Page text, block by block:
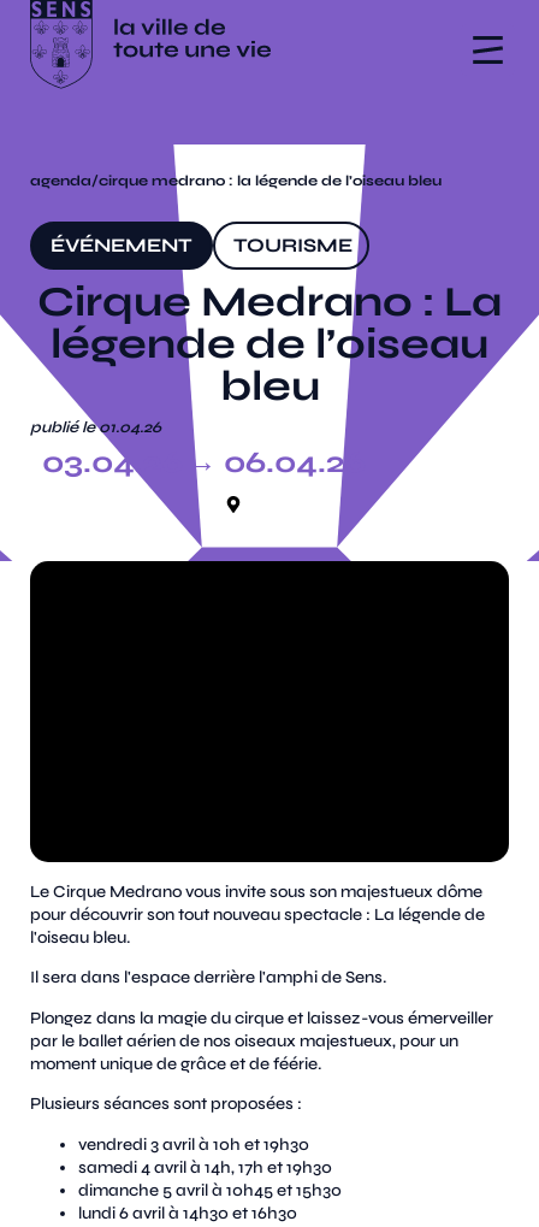
agenda/cirque medrano : la légende de l’oiseau bleu
ÉVÉNEMENT TOURISME
Cirque Medrano : La
légende de l’oiseau
bleu
publié le 01.04.26
03.04.26 → 06.04.26
Le Cirque Medrano vous invite sous son majestueux dôme
pour découvrir son tout nouveau spectacle : La légende de
l'oiseau bleu.
Il sera dans l'espace derrière l'amphi de Sens.
Plongez dans la magie du cirque et laissez-vous émerveiller
par le ballet aérien de nos oiseaux majestueux, pour un
moment unique de grâce et de féérie.
Plusieurs séances sont proposées :
vendredi 3 avril à 10h et 19h30
samedi 4 avril à 14h, 17h et 19h30
dimanche 5 avril à 10h45 et 15h30
lundi 6 avril à 14h30 et 16h30